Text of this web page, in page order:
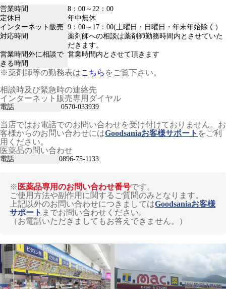
営業時間
8：00～22：00
定休日
年中無休
インターネット販売
対応時間
9：00～17：00(土曜日・日曜日・年末年始除く）
薬剤師への相談は薬剤師勤務時間内とさせていた
だきます。
営業時間外に相談で
きる時間
営業時間内とさせて頂きます
※薬剤師等の勤務表はこちら をご覧下さい。
相談時及び緊急時の連絡先
インターネット販売専用ダイヤル
電話 0570-033939
当店ではお電話でのお問い合わせを受け付けておりません。お
客様からのお問い合わせにはGoodsaniaお客様サポート をご利
用ください。
医薬品の問い合わせ
電話 0896-75-1133
※ 医薬品専用のお問い合わせ番号です。
ご使用方法や副作用に関するご質問のみとなります。
上記以外のお問い合わせにつきましてはGoodsaniaお客様
サポート までお問い合わせください。
（お電話いただきましてもお答えできません。）